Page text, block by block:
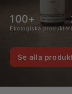
100+
Ekologiska produkter
Se alla